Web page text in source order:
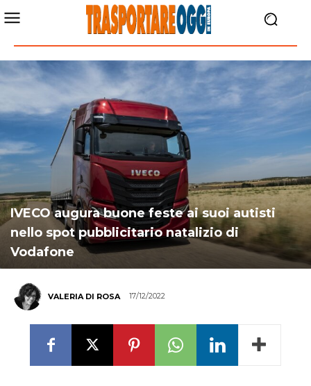
IVECO augura buone feste ai suoi autisti
nello spot pubblicitario natalizio di
Vodafone
VALERIA DI ROSA 17/12/2022